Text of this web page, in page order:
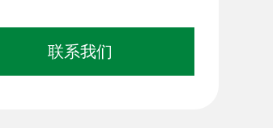
联系我们